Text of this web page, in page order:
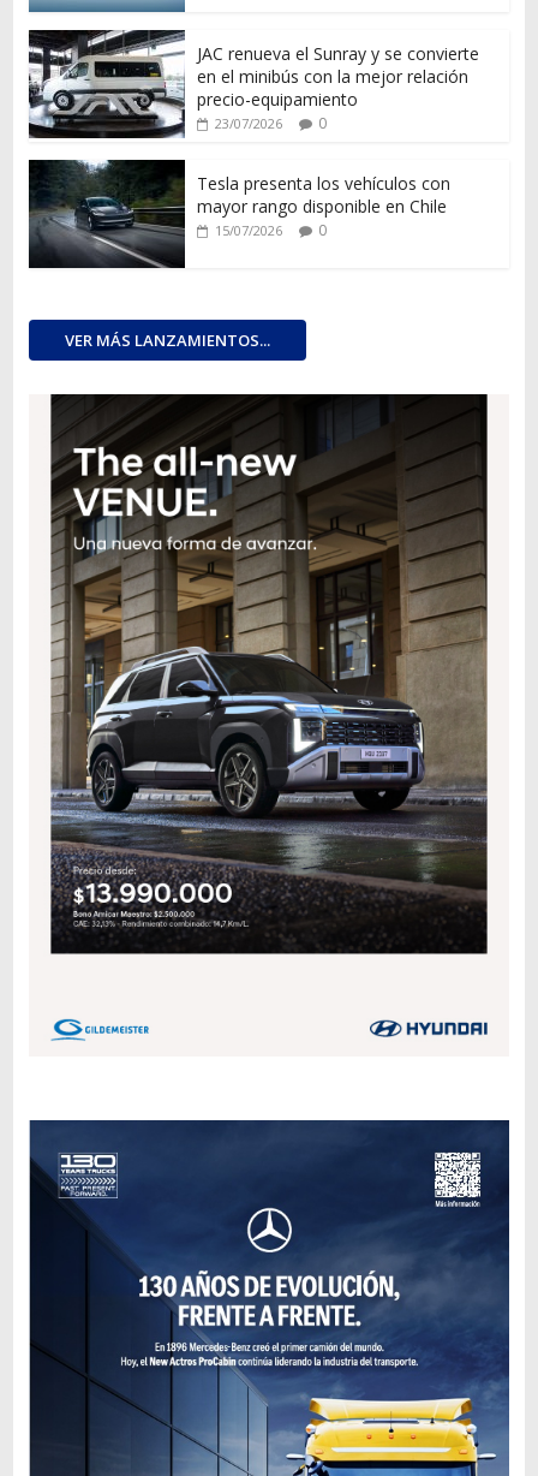
JAC renueva el Sunray y se convierte
en el minibús con la mejor relación
precio-equipamiento
23/07/2026 0
Tesla presenta los vehículos con
mayor rango disponible en Chile
15/07/2026 0
VER MÁS LANZAMIENTOS...